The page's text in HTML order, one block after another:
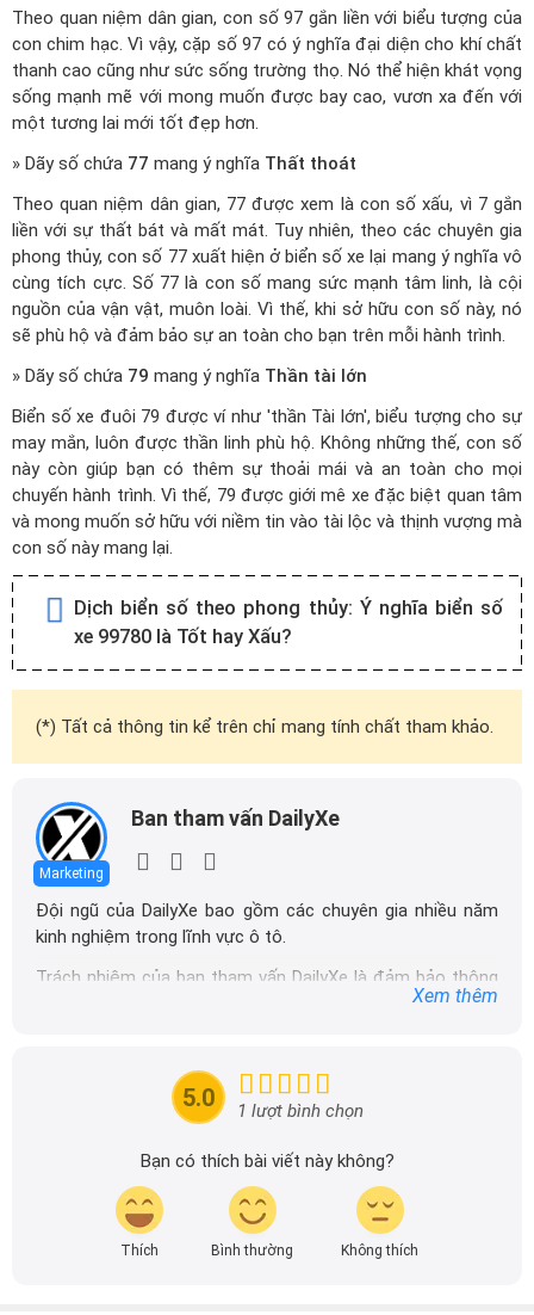
Theo quan niệm dân gian, con số 97 gắn liền với biểu tượng của
con chim hạc. Vì vậy, cặp số 97 có ý nghĩa đại diện cho khí chất
thanh cao cũng như sức sống trường thọ. Nó thể hiện khát vọng
sống mạnh mẽ với mong muốn được bay cao, vươn xa đến với
một tương lai mới tốt đẹp hơn.
» Dãy số chứa 77 mang ý nghĩa Thất thoát
Theo quan niệm dân gian, 77 được xem là con số xấu, vì 7 gắn
liền với sự thất bát và mất mát. Tuy nhiên, theo các chuyên gia
phong thủy, con số 77 xuất hiện ở biển số xe lại mang ý nghĩa vô
cùng tích cực. Số 77 là con số mang sức mạnh tâm linh, là cội
nguồn của vận vật, muôn loài. Vì thế, khi sở hữu con số này, nó
sẽ phù hộ và đảm bảo sự an toàn cho bạn trên mỗi hành trình.
» Dãy số chứa 79 mang ý nghĩa Thần tài lớn
Biển số xe đuôi 79 được ví như 'thần Tài lớn', biểu tượng cho sự
may mắn, luôn được thần linh phù hộ. Không những thế, con số
này còn giúp bạn có thêm sự thoải mái và an toàn cho mọi
chuyến hành trình. Vì thế, 79 được giới mê xe đặc biệt quan tâm
và mong muốn sở hữu với niềm tin vào tài lộc và thịnh vượng mà
con số này mang lại.
Dịch biển số theo phong thủy: Ý nghĩa biển số
xe 99780 là Tốt hay Xấu?
(*) Tất cả thông tin kể trên chỉ mang tính chất tham khảo.
Marketing
Ban tham vấn DailyXe
Đội ngũ của DailyXe bao gồm các chuyên gia nhiều năm
kinh nghiệm trong lĩnh vực ô tô.
Trách nhiệm của ban tham vấn DailyXe là đảm bảo thông
tin chính xác được đăng tải trên dailyxe.com.vn, thường
tin nhanh chóng và dễ dàng hơn.
Xem thêm
5.0 1 lượt bình chọn
Bạn có thích bài viết này không?
Thích Bình thường Không thích